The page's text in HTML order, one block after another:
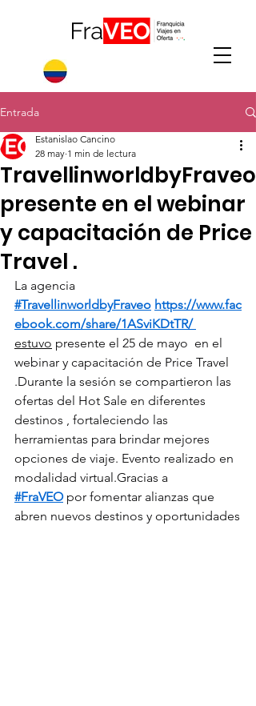
Entrada
TravellinworldbyFraveo
presente en el webinar
y capacitación de Price
Travel .
Estanislao Cancino
28 may 1 min de lectura
La agencia
#TravellinworldbyFraveo https://www.fac
ebook.com/share/1ASviKDtTR/
estuvo presente el 25 de mayo  en el
webinar y capacitación de Price Travel
.Durante la sesión se compartieron las
ofertas del Hot Sale en diferentes
destinos , fortaleciendo las
herramientas para brindar mejores
opciones de viaje. Evento realizado en
modalidad virtual.Gracias a
#FraVEO por fomentar alianzas que
abren nuevos destinos y oportunidades